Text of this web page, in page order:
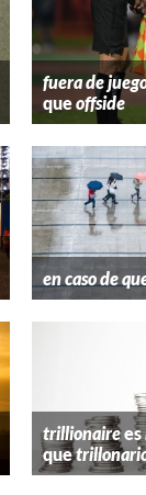
fuera de
queoffside
en caso de
trillionairees
que